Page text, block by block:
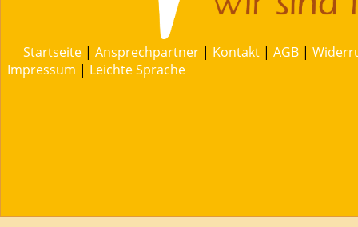
Startseite | Ansprechpartner | Kontakt | AGB |
Impressum | Leichte Sprache